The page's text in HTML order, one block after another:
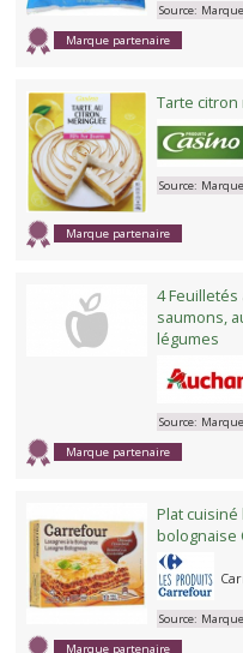
Marque partenaire
Source:
Tarte
Marque partenaire
Source:
4
saumons,
légumes
Marque partenaire
Source:
Plat cuisiné
bolognaise
Marque partenaire
Source: